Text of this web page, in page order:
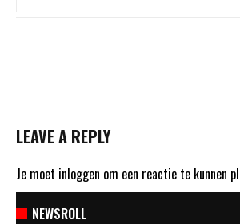
LEAVE A REPLY
Je moet inloggen om een reactie te kunnen
NEWSROLL